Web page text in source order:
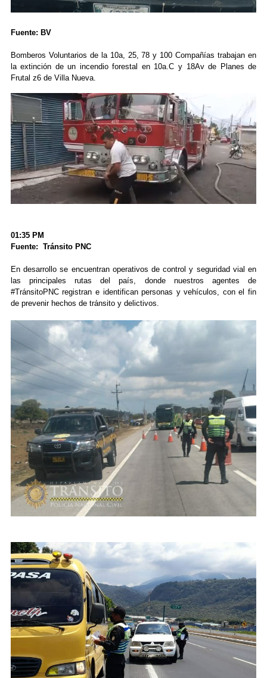
Fuente: BV
Bomberos Voluntarios de la 10a, 25, 78 y 100 Compañías trabajan en
la extinción de un incendio forestal en 10a.C y 18Av de Planes de
Frutal z6 de Villa Nueva.
01:35 PM
Fuente: Tránsito PNC
En desarrollo se encuentran operativos de control y seguridad vial en
las principales rutas del país, donde nuestros agentes de
#TránsitoPNC registran e identifican personas y vehículos, con el fin
de prevenir hechos de tránsito y delictivos.